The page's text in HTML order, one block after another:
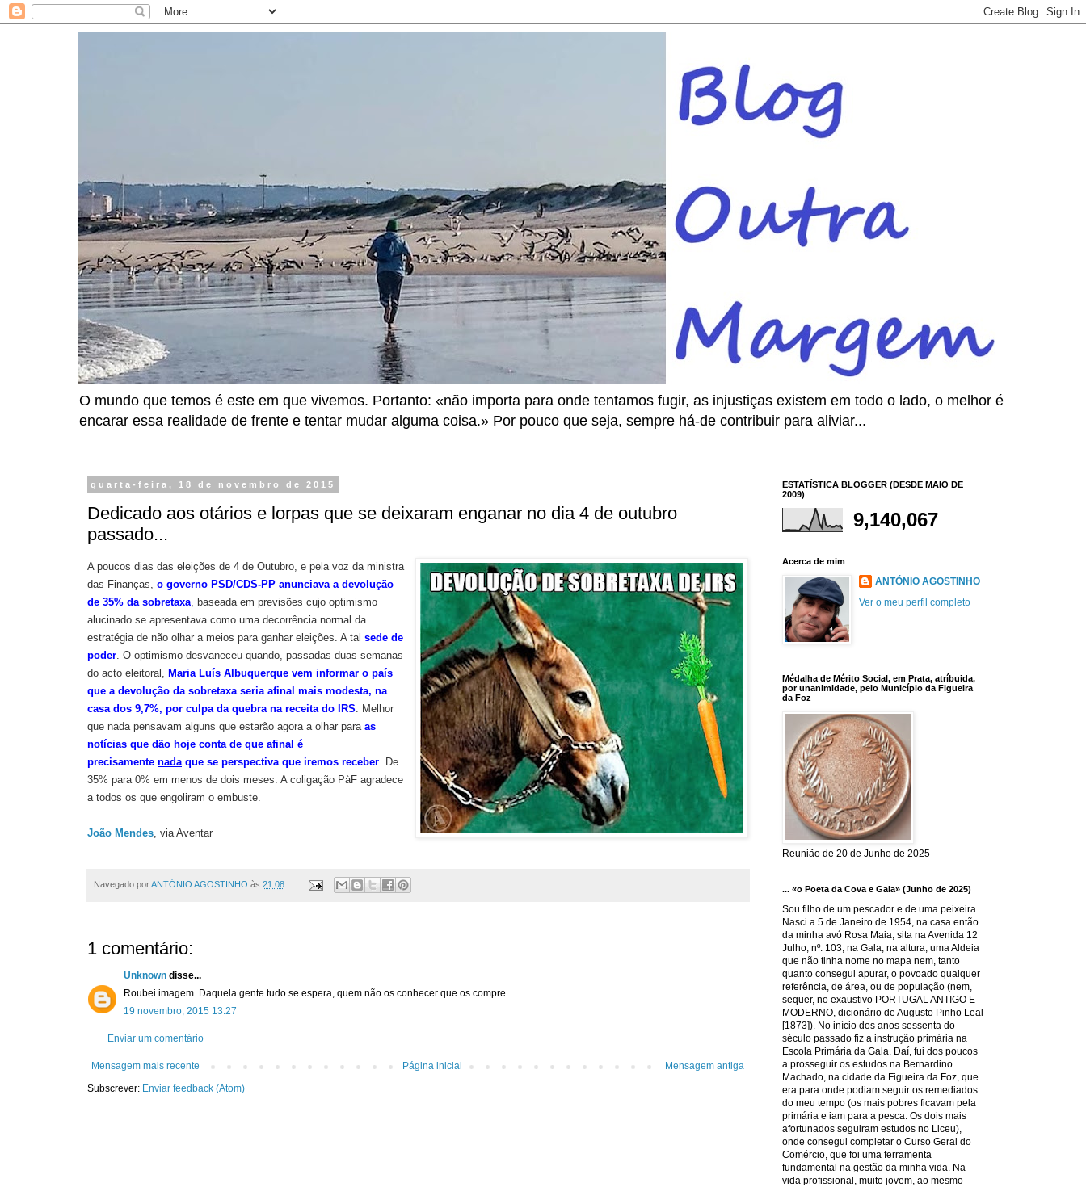
O mundo que temos é este em que vivemos. Portanto: «não importa para onde tentamos fugir, as injustiças existem em todo o lado, o melhor é
encarar essa realidade de frente e tentar mudar alguma coisa.» Por pouco que seja, sempre há-de contribuir para aliviar...
quarta-feira, 18 de novembro de 2015
Dedicado aos otários e lorpas que se deixaram enganar no dia 4 de outubro
passado...
A poucos dias das eleições de 4 de Outubro, e pela voz da ministra
das Finanças, o governo PSD/CDS-PP anunciava a devolução
de 35% da sobretaxa , baseada em previsões cujo optimismo
alucinado se apresentava como uma decorrência normal da
estratégia de não olhar a meios para ganhar eleições. A tal sede de
poder . O optimismo desvaneceu quando, passadas duas semanas
do acto eleitoral, Maria Luís Albuquerque vem informar o país
que a devolução da sobretaxa seria afinal mais modesta, na
casa dos 9,7%, por culpa da quebra na receita do IRS . Melhor
que nada pensavam alguns que estarão agora a olhar para as
notícias que dão hoje conta de que afinal é
precisamente nada que se perspectiva que iremos receber . De
35% para 0% em menos de dois meses. A coligação PàF agradece
a todos os que engoliram o embuste.
João Mendes , via Aventar
Navegado porANTÓNIO AGOSTINHO às 21:08
1 comentário:
Unknown disse...
Roubei imagem. Daquela gente tudo se espera, quem não os conhecer que os compre.
19 novembro, 2015 13:27
Enviar um comentário
Mensagem mais recente Mensagem antiga
Página inicial
Subscrever: Enviar feedback (Atom)
ESTATÍSTICA BLOGGER (DESDE MAIO DE
2009)
9,140,067
Acerca de mim
ANTÓNIO AGOSTINHO
Ver o meu perfil completo
Médalha de Mérito Social, em Prata, atríbuida,
por unanimidade, pelo Município da Figueira
da Foz
Reunião de 20 de Junho de 2025
... «o Poeta da Cova e Gala» (Junho de 2025)
Sou filho de um pescador e de uma peixeira.
Nasci a 5 de Janeiro de 1954, na casa então
da minha avó Rosa Maia, sita na Avenida 12
Julho, nº. 103, na Gala, na altura, uma Aldeia
que não tinha nome no mapa nem, tanto
quanto consegui apurar, o povoado qualquer
referência, de área, ou de população (nem,
sequer, no exaustivo PORTUGAL ANTIGO E
MODERNO, dicionário de Augusto Pinho Leal
[1873]). No início dos anos sessenta do
século passado fiz a instrução primária na
Escola Primária da Gala. Daí, fui dos poucos
a prosseguir os estudos na Bernardino
Machado, na cidade da Figueira da Foz, que
era para onde podiam seguir os remediados
do meu tempo (os mais pobres ficavam pela
primária e iam para a pesca. Os dois mais
afortunados seguiram estudos no Liceu),
onde consegui completar o Curso Geral do
Comércio, que foi uma ferramenta
fundamental na gestão da minha vida. Na
vida profissional, muito jovem, ao mesmo